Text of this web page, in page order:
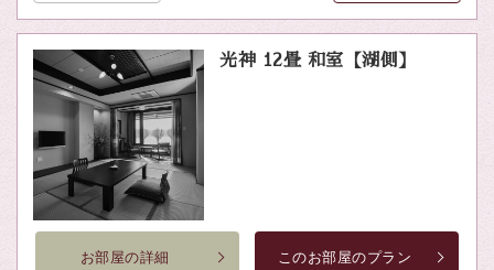
光神 12畳 和室【湖側】
お部屋の詳細 このお部屋のプラン